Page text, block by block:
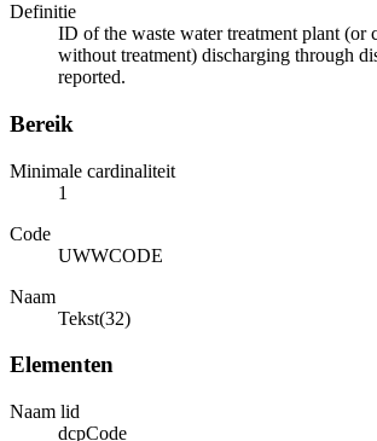
Definitie
ID of the waste water treatment plant (or
without treatment) discharging through
reported.
Bereik
Minimale cardinaliteit
1
Code
UWWCODE
Naam
Tekst(32)
Elementen
Naam lid
dcpCode